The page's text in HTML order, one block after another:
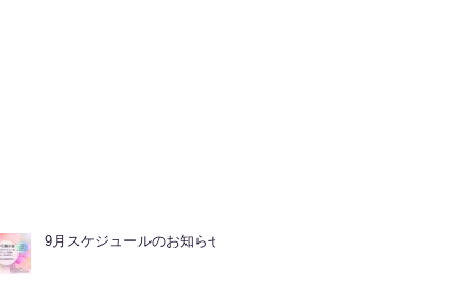
9月スケジュールのお知らせ